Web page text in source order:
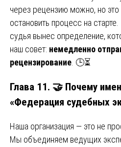
через рецензию можно, но
остановить процесс на
судья вынес определение,
наш совет: немедленно
рецензирование . 🕒⏳
Глава 11. 🤝 Почему
«Федерация судебных
Наша организация — это не
Мы объединяем ведущих